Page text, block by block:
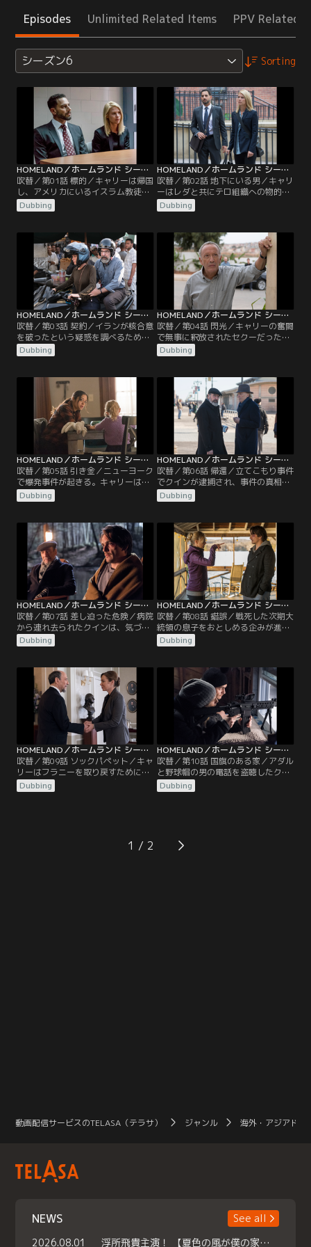
Episodes Unlimited Related Items PPV Related
シーズン6 Sorting
HOMELAND／ホームランド シーズン6 第01話／吹替
吹替／第01話 標的／キャリーは帰国
し、アメリカにいるイスラム教徒の
ために支援活動を始めていた。そこ
へキャリーにプロポーズしていたオ
ールたちは政権の引き継ぎに備え、
次期大統領に対テロ政策を説明する
が、アダルは彼女の反応に懸念を覚
える。同じ頃、イスラム教徒の青年
がテロ容疑で逮捕される。
Dubbing
HOMELAND／ホームランド シーズン6 第02話／吹替
吹替／第02話 地下にいる男／キャリ
ーはレダと共にテロ組織への物的援
助を企んだ容疑で捕まったセクーを
救うために奔走する。クインはキャ
の後遺症に悩まされ続けていた。そ
んなクインを1人にしておけないキ
ャリーは旧友に助けを求める。一
方、次期大統領と面会後、ある疑念
を抱いたソールはキャリーの元を訪
Dubbing
HOMELAND／ホームランド シーズン6 第03話／吹替
吹替／第03話 契約／イランが核合意
を破ったという疑惑を調べるため、
次期大統領から指名されたソール
は、アブダビでモサドと合流する。
と会ったキャリーは、セクーの元へ
悪い知らせを告げに行こうとしてい
た。一方、キャリーの家の地下で暮
らすクインは不穏な空気を感じ取
り、ひそかに行動を開始する。
Dubbing
HOMELAND／ホームランド シーズン6 第04話／吹替
吹替／第04話 閃光／キャリーの奮闘
で無事に釈放されたセクーだった
が、周囲からFBIの協力者になったの
ではないかと疑われてしまう。一
の疑いがあるイランに柔軟な姿勢を
取っているとすっぱ抜かれ、その背
後にアダルがいるのではないかと疑
いを持つ。同じ頃、ソールは西岸地
区で、ある旧友と再会していた。
Dubbing
HOMELAND／ホームランド シーズン6 第05話／吹替
吹替／第05話 引き金／ニューヨーク
で爆発事件が起きる。キャリーは渦
中のセクーを釈放させたことをFBI捜
査官のコンリンから責められるが、
実が潜んでいた。一方、次期大統領
のキーンは事件を受けてニューヨー
クからの避難を余儀なくされる。し
かし、彼女の思惑とは異なる方向へ
事態が発展していく。
Dubbing
HOMELAND／ホームランド シーズン6 第06話／吹替
吹替／第06話 帰還／立てこもり事件
でクインが逮捕され、事件の真相を
探ろうとするキャリーはFBI捜査官の
コンリンに協力を求める。クインが
たコンリンは謎の施設にたどり着く
が…。一方、モサドがイランの核合
意違反をでっち上げたのではと疑う
ソールは、調べを進める中で予期せ
ぬ壁にぶつかる。
Dubbing
HOMELAND／ホームランド シーズン6 第07話／吹替
吹替／第07話 差し迫った危険／病院
から連れ去られたクインは、気づく
と人里離れた湖畔の家にいた。そし
て、傍らに懐かしい女性の姿がある
はフラニーの学校から1本の電話が
入る。児童福祉局の担当者が来てい
ると聞いたキャリーは学校へ急ぐ
が…。同じ頃、ニューヨークの空港
に意外な人物の姿があった。
Dubbing
HOMELAND／ホームランド シーズン6 第08話／吹替
吹替／第08話 錯誤／戦死した次期大
統領の息子をおとしめる企みが進む
一方、亡命を望むジャバディは事態
が進展せず、いらだちを募らせてい
るのではないかと疑うソールは次期
大統領への取り次ぎを頼もうとキャ
リーの家を訪れるが…。同じ頃、湖
畔の家にかくまわれているクイン
は、ある疑いを捨て切れずにいた。
Dubbing
HOMELAND／ホームランド シーズン6 第09話／吹替
吹替／第09話 ソックパペット／キャ
リーはフラニーを取り戻すためにセ
ラピーを受けるが、ブロディとの過
去を話すことで、自身の傷が深まる
するためにアダルを呼び寄せる。ア
ダルは言葉巧みにキーンに取り入
Dubbing
HOMELAND／ホームランド シーズン6 第10話／吹替
吹替／第10話 国旗のある家／アダル
と野球帽の男の電話を盗聴したクイ
ンは、男の居場所を突き止める。そ
こで懐かしい人物と再会を果たす
フラニーとの面会を控えるキャリー
は耳を貸そうとしない。だが、そん
Dubbing
1
動画配信サービスのTELASA（テラサ） ジャンル 海外・アジアドラ
NEWS
See all
2026.08.01
浮所飛貴主演！ 【夏色の風が僕の家にやってきた】 本日よりテラサで独占配信スタート！